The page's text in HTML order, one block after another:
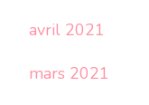
avril 2021
mars 2021